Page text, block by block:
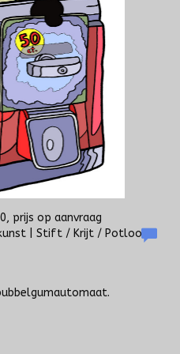
prijs op aanvraag
| Stift / Krijt / Potlood